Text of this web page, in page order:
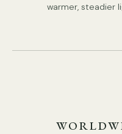
warmer, steadier